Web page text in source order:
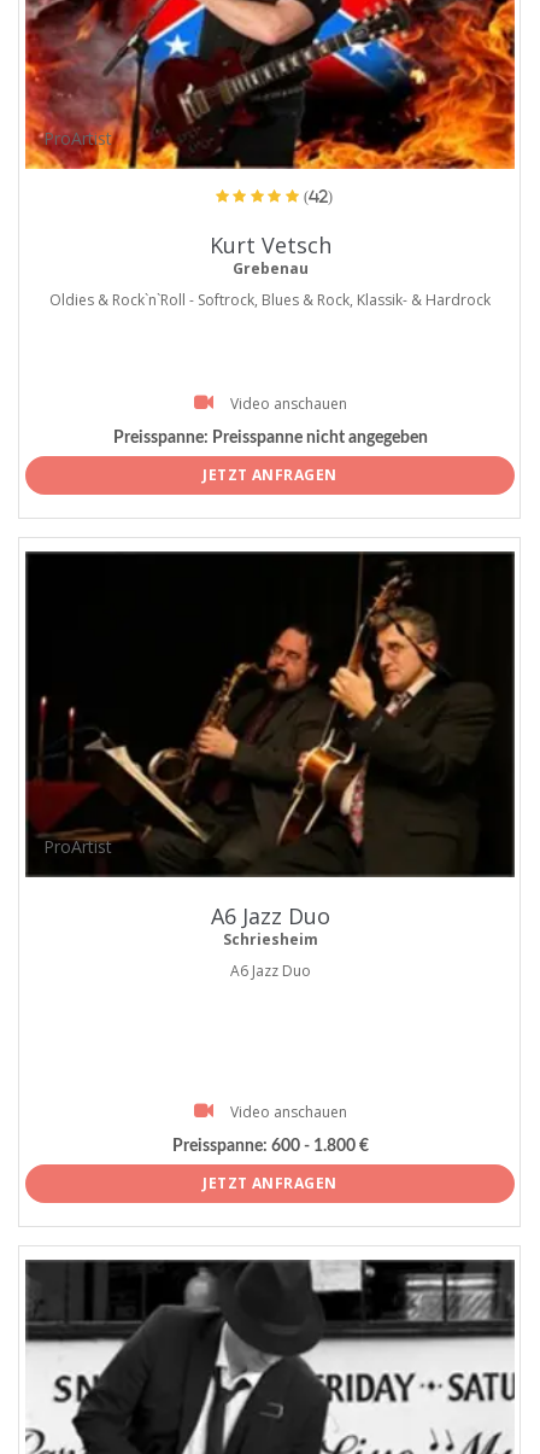
ProArtist
(42)
Kurt Vetsch
Grebenau
Oldies & Rock`n`Roll - Softrock, Blues & Rock, Klassik- & Hardrock
Video anschauen
Preisspanne: Preisspanne nicht angegeben
JETZT ANFRAGEN
ProArtist
A6 Jazz Duo
Schriesheim
A6 Jazz Duo
Video anschauen
Preisspanne: 600 - 1.800 €
JETZT ANFRAGEN